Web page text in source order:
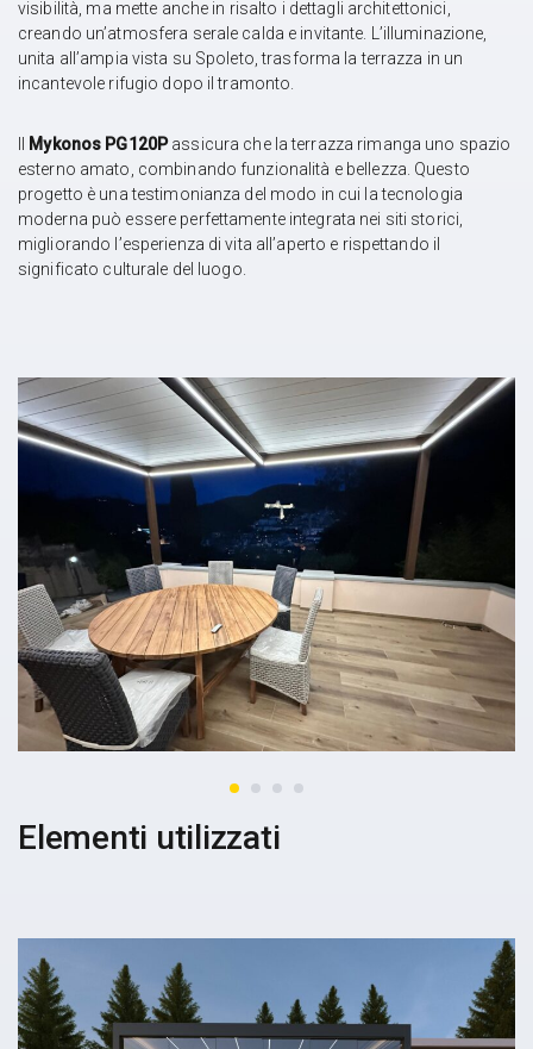
visibilità, ma mette anche in risalto i dettagli architettonici,
creando un’atmosfera serale calda e invitante. L’illuminazione,
unita all’ampia vista su Spoleto, trasforma la terrazza in un
incantevole rifugio dopo il tramonto.
Mykonos PG120Passicura che la terrazza rimanga uno spazio
esterno amato, combinando funzionalità e bellezza. Questo
progetto è una testimonianza del modo in cui la tecnologia
moderna può essere perfettamente integrata nei siti storici,
migliorando l’esperienza di vita all’aperto e rispettando il
significato culturale del luogo.
Elementi utilizzati